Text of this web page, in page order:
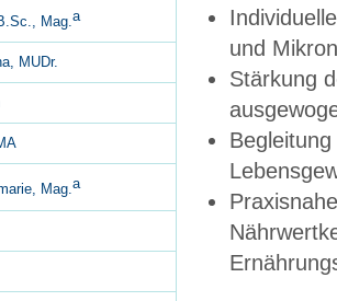
und
Stärkung
Mag.a
MUDr.
Mag.a